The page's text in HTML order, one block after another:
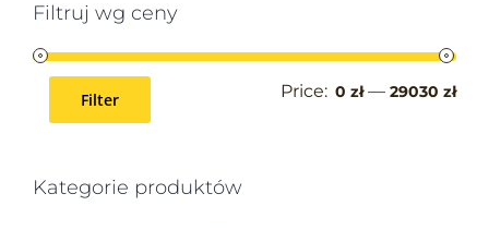
Filtruj wg ceny
Filter Price: 0 zł— 29030 zł
Kategorie produktów